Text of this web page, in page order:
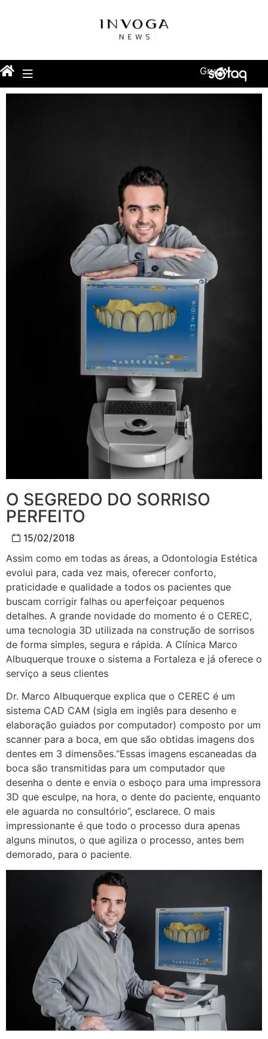
Grupo
O SEGREDO DO SORRISO
PERFEITO
15/02/2018
Assim como em todas as áreas, a Odontologia Estética
evolui para, cada vez mais, oferecer conforto,
praticidade e qualidade a todos os pacientes que
buscam corrigir falhas ou aperfeiçoar pequenos
detalhes. A grande novidade do momento é o CEREC,
uma tecnologia 3D utilizada na construção de sorrisos
de forma simples, segura e rápida. A Clínica Marco
Albuquerque trouxe o sistema a Fortaleza e já oferece o
serviço a seus clientes
Dr. Marco Albuquerque explica que o CEREC é um
sistema CAD CAM (sigla em inglês para desenho e
elaboração guiados por computador) composto por um
scanner para a boca, em que são obtidas imagens dos
dentes em 3 dimensões.“Essas imagens escaneadas da
boca são transmitidas para um computador que
desenha o dente e envia o esboço para uma impressora
3D que esculpe, na hora, o dente do paciente, enquanto
ele aguarda no consultório”, esclarece. O mais
impressionante é que todo o processo dura apenas
alguns minutos, o que agiliza o processo, antes bem
demorado, para o paciente.